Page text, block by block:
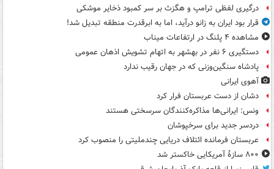
درگیری لفظی ترامپ و هگزث بر سر کمبود ذخایر موشکی
قرار بود ایران به زانو درآید، اما به ابرقدرت منطقه تبدیل شد!
مشاهده ۴ پلنگ در ارتفاعات میناب
دستگیری ۶ نفر در بهشهر به اتهام تشویش اذهان عمومی
پادشاه سنگین‌وزنی که در جهان رقیب ندارد
آهوی ایرانی
دشان از دست عربستان فرار کرد
ونس: ایرانی‌ها مذاکره‌کنندگان سرسختی هستند
دردسر جدید برای سرخپوشان
عربستان فرمانده ائتلاف دریایی چندملیتی را منصوب کرد
۸۰۰ سازۀ آمریکایی خاکستر شد